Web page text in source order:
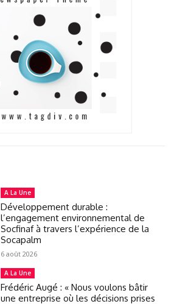
A La Une
Développement durable :
l’engagement environnemental de
Socfinaf à travers l’expérience de la
Socapalm
6 août 2026
A La Une
Frédéric Augé : « Nous voulons bâtir
une entreprise où les décisions prises